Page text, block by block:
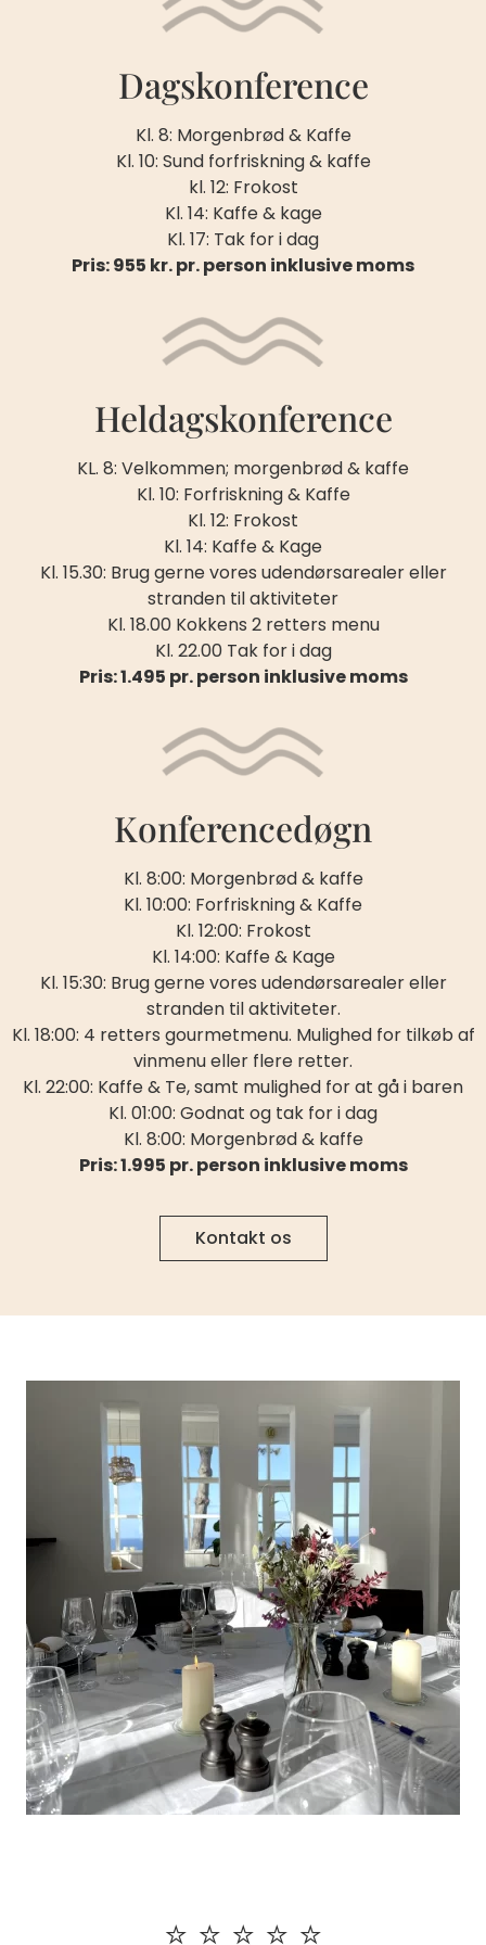
Dagskonference
Kl. 8: Morgenbrød & Kaffe
Kl. 10: Sund forfriskning & kaffe
kl. 12: Frokost
Kl. 14: Kaffe & kage
Kl. 17: Tak for i dag
Pris: 955 kr. pr. person inklusive moms
Heldagskonference
KL. 8: Velkommen; morgenbrød & kaffe
Kl. 10: Forfriskning & Kaffe
Kl. 12: Frokost
Kl. 14: Kaffe & Kage
Kl. 15.30: Brug gerne vores udendørsarealer eller
stranden til aktiviteter
Kl. 18.00 Kokkens 2 retters menu
Kl. 22.00 Tak for i dag
Pris: 1.495 pr. person inklusive moms
Konferencedøgn
Kl. 8:00: Morgenbrød & kaffe
Kl. 10:00: Forfriskning & Kaffe
Kl. 12:00: Frokost
Kl. 14:00: Kaffe & Kage
Kl. 15:30: Brug gerne vores udendørsarealer eller
stranden til aktiviteter.
Kl. 18:00: 4 retters gourmetmenu. Mulighed for tilkøb af
vinmenu eller flere retter.
Kl. 22:00: Kaffe & Te, samt mulighed for at gå i baren
Kl. 01:00: Godnat og tak for i dag
Kl. 8:00: Morgenbrød & kaffe
Pris: 1.995 pr. person inklusive moms
Kontakt os
⭐️ ⭐️ ⭐️ ⭐️ ⭐️